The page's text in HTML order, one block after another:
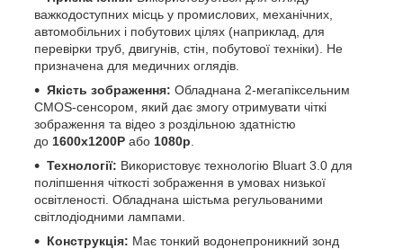
важкодоступних місць у промислових, механічних,
автомобільних і побутових цілях (наприклад, для
перевірки труб, двигунів, стін, побутової техніки). Не
призначена для медичних оглядів.
Якість зображення: Обладнана 2-мегапіксельним
CMOS-сенсором, який дає змогу отримувати чіткі
зображення та відео з роздільною здатністю
до 1600x1200P або 1080p
Технології: Використовує технологію Bluart 3.0 для
поліпшення чіткості зображення в умовах низької
освітленості. Обладнана шістьма регульованими
світлодіодними лампами.
Конструкція: Має тонкий водонепроникний зонд